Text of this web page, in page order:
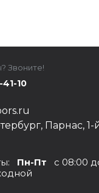
Звоните!
41-10
Парнас,
Пн-Пт с 08:00